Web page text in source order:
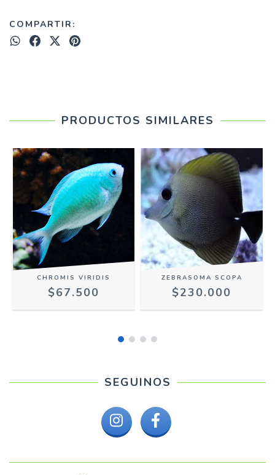
COMPARTIR:
PRODUCTOS SIMILARES
CHROMIS VIRIDIS
$67.500
ZEBRASOMA SCOPA
$230.000
SEGUINOS